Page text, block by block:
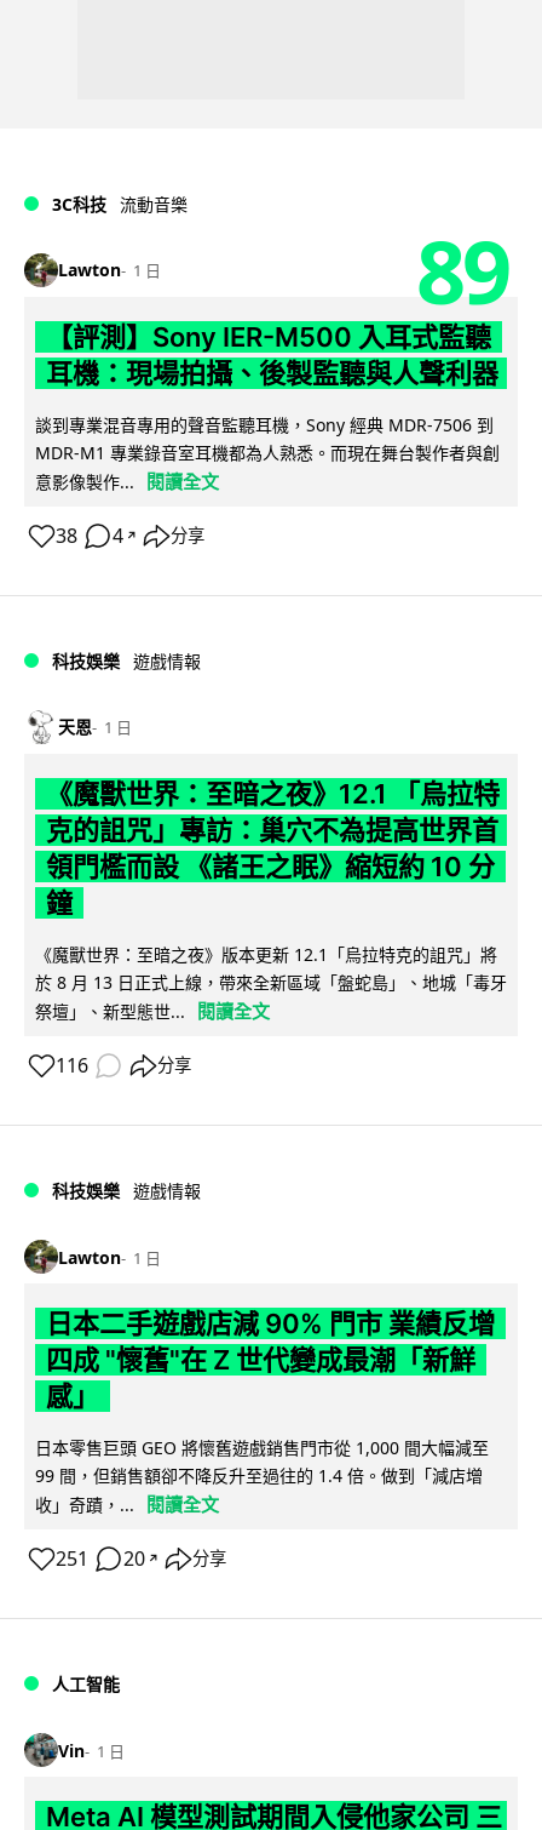
3C科技 流動音樂
Lawton 1 日 89
【評測】Sony IER-M500 入耳式監聽
耳機：現場拍攝、後製監聽與人聲利器
談到專業混音專用的聲音監聽耳機，Sony 經典 MDR-7506 到
MDR-M1 專業錄音室耳機都為人熟悉。而現在舞台製作者與創
意影像製作...
閱讀全文
38 4 ↗ 分享
科技娛樂 遊戲情報
天恩 1 日
《魔獸世界：至暗之夜》12.1 「烏拉特
克的詛咒」專訪：巢穴不為提高世界首
領門檻而設 《諸王之眠》縮短約 10 分
鐘
《魔獸世界：至暗之夜》版本更新 12.1「烏拉特克的詛咒」將
於 8 月 13 日正式上線，帶來全新區域「盤蛇島」、地城「毒牙
祭壇」、新型態世...
閱讀全文
116 分享
科技娛樂 遊戲情報
Lawton 1 日
日本二手遊戲店減 90% 門市 業績反增
四成 "懷舊"在 Z 世代變成最潮「新鮮
感」
日本零售巨頭 GEO 將懷舊遊戲銷售門市從 1,000 間大幅減至
99 間，但銷售額卻不降反升至過往的 1.4 倍。做到「減店增
收」奇蹟，...
閱讀全文
251 20 ↗ 分享
人工智能
Vin 1 日
Meta AI 模型測試期間入侵他家公司 三